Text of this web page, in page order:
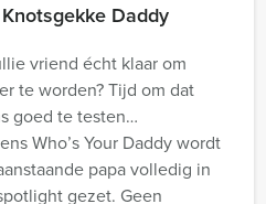
Daddy
vriend écht klaar om
te worden? Tijd om dat
goed te testen…
Who’s Your Daddy wordt
papa volledig in
gezet. Geen